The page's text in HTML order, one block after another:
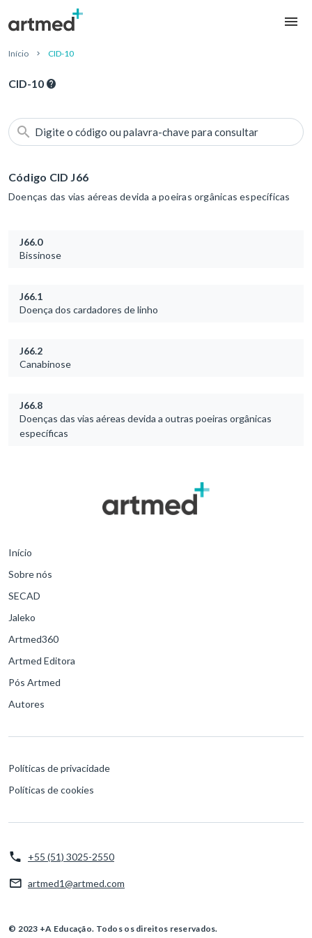
Início CID-10
CID-10
Digite o código ou palavra-chave para consultar
Código CID J66
Doenças das vias aéreas devida a poeiras orgânicas específicas
J66.0
Bissinose
J66.1
Doença dos cardadores de linho
J66.2
Canabinose
J66.8
Doenças das vias aéreas devida a outras poeiras orgânicas
específicas
Início
Sobre nós
SECAD
Jaleko
Artmed360
Artmed Editora
Pós Artmed
Autores
Políticas de privacidade
Políticas de cookies
+55 (51) 3025-2550
artmed1@artmed.com
© 2023 +A Educação. Todos os direitos reservados.